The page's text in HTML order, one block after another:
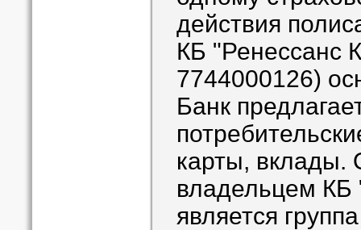
действия
КБ "Ренессанс
7744000126)
Банк
карты, вклады.
владельцем КБ
является